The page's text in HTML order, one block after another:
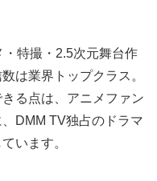
・特撮・2.5次元舞台作
は業界トップクラス。
る点は、アニメファン
DMM TV独占のドラマ
います。